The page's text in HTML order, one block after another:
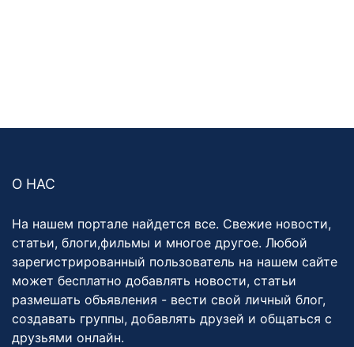
О НАС
На нашем портале найдется все. Свежие новости,
статьи, блоги,фильмы и многое другое. Любой
зарегистрированный пользователь на нашем сайте
может бесплатно добавлять новости, статьи
размешать объявления - вести свой личный блог,
создавать группы, добавлять друзей и общаться с
друзьями онлайн.